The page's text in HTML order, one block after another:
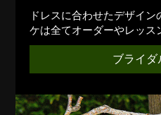
ドレスに合わせたデザイ
ケは全てオーダーやレッス
ブライダ